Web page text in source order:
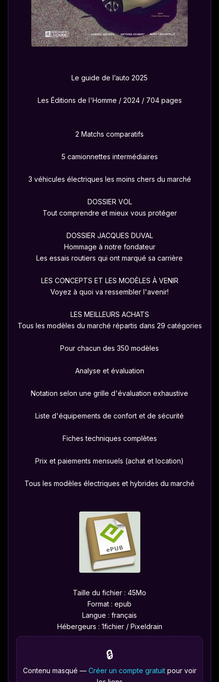
Le guide de l’auto 2025
Les Éditions de l'Homme / 2024 / 704 pages
2 Matchs comparatifs
5 camionnettes intermédiaires
3 véhicules électriques les moins chers du marché
DOSSIER VOL
Tout comprendre et mieux vous protéger
DOSSIER JACQUES DUVAL
Hommage à notre fondateur
Les essais routiers qui ont marqué sa carrière
LES CONCEPTS ET LES MODÈLES À VENIR
Voyez à quoi va ressembler l'avenir!
LES MEILLEURS ACHATS
Tous les modèles du marché répartis dans 29 catégories
Pour chacun des 350 modèles
Analyse et évaluation
Notation selon une grille d'évaluation exhaustive
Liste d'équipements de confort et de sécurité
Fiches techniques complètes
Prix et paiements mensuels (achat et location)
Tous les modèles électriques et hybrides du marché
Taille du fichier : 45Mo
Format : epub
Langue : français
Hébergeurs : 1fichier / Pixeldrain
🔒
Contenu masqué — Créer un compte gratuitpour voir